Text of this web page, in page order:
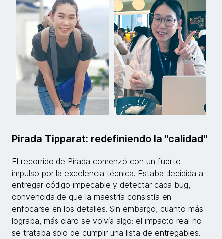
Pirada Tipparat: redefiniendo la "calidad"
El recorrido de Pirada comenzó con un fuerte
impulso por la excelencia técnica. Estaba decidida a
entregar código impecable y detectar cada bug,
convencida de que la maestría consistía en
enfocarse en los detalles. Sin embargo, cuanto más
lograba, más claro se volvía algo: el impacto real no
se trataba solo de cumplir una lista de entregables.